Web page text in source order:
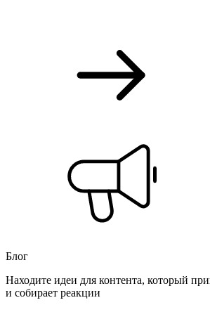
Блог
Находите идеи для контента, который
и собирает реакции